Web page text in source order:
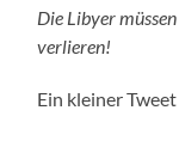
Die Libyer
verlieren!
Ein kleiner